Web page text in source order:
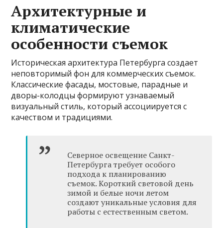
Архитектурные и
климатические
особенности съемок
Историческая архитектура Петербурга создает
неповторимый фон для коммерческих съемок.
Классические фасады, мостовые, парадные и
дворы-колодцы формируют узнаваемый
визуальный стиль, который ассоциируется с
качеством и традициями.
Северное освещение Санкт-
Петербурга требует особого
подхода к планированию
съемок. Короткий световой день
зимой и белые ночи летом
создают уникальные условия для
работы с естественным светом.